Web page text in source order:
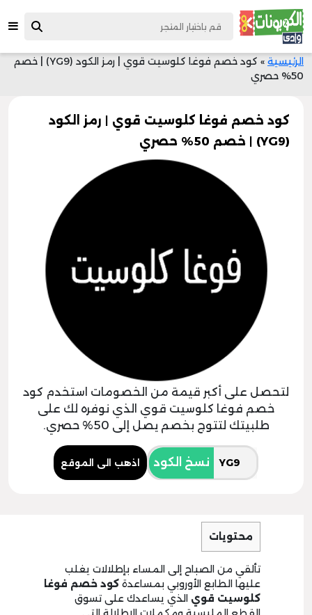
الرئيسية »
كود خصم فوغا كلوسيت قوي | رمز الكود (YG9) | خصم
50% حصري
كود خصم فوغا كلوسيت قوي | رمز الكود
(YG9) | خصم 50% حصري
لتحصل على أكبر قيمة من الخصومات استخدم كود
خصم فوغا كلوسيت قوي الذي نوفره لك على
طلبيتك لتتوج بخصم يصل إلى 50% حصري.
نسخ الكود اذهب الى الموقع
محتويات
تألقي من الصباح إلى المساء بإطلالات يغلب
عليها الطابع الأوروبي بمساعدة كود خصم فوغا
كلوسيت قوي الذي يساعدك على تسوق